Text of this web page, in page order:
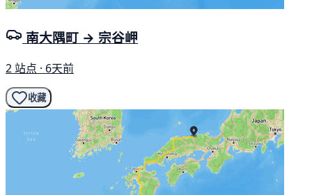
南大隅町 → 宗谷岬
2 站点 · 6天前
收藏